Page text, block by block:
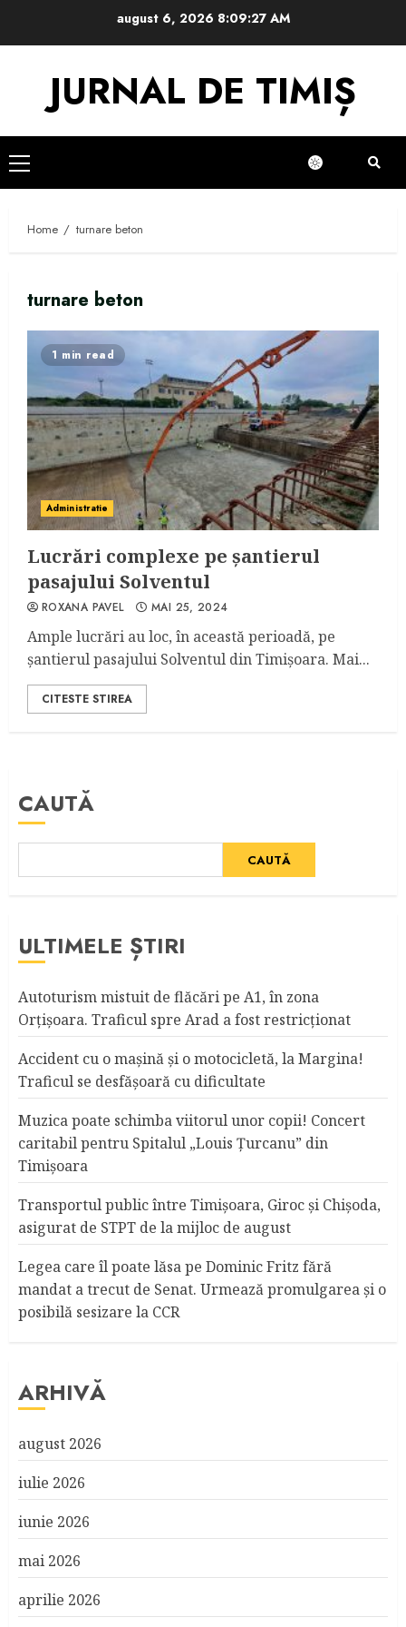
august 6, 2026 8:09:27 AM
JURNAL DE TIMIȘ
Primary
Menu
Home turnare beton
turnare beton
1 min read
Administratie
Lucrări complexe pe șantierul
pasajului Solventul
ROXANA PAVEL MAI 25, 2024
Ample lucrări au loc, în această perioadă, pe
șantierul pasajului Solventul din Timișoara. Mai...
CITESTE STIREA
CAUTĂ
CAUTĂ
ULTIMELE ȘTIRI
Autoturism mistuit de flăcări pe A1, în zona
Orțișoara. Traficul spre Arad a fost restricționat
Accident cu o maşină şi o motocicletă, la Margina!
Traficul se desfăşoară cu dificultate
Muzica poate schimba viitorul unor copii! Concert
caritabil pentru Spitalul „Louis Ţurcanu” din
Timişoara
Transportul public între Timişoara, Giroc şi Chişoda,
asigurat de STPT de la mijloc de august
Legea care îl poate lăsa pe Dominic Fritz fără
mandat a trecut de Senat. Urmează promulgarea și o
posibilă sesizare la CCR
ARHIVĂ
august 2026
iulie 2026
iunie 2026
mai 2026
aprilie 2026